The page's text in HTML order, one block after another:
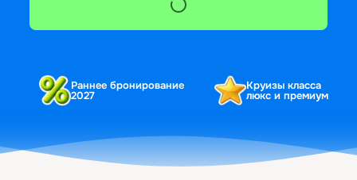
Раннее бронирование
2027
Круизы класса
люкс и премиум